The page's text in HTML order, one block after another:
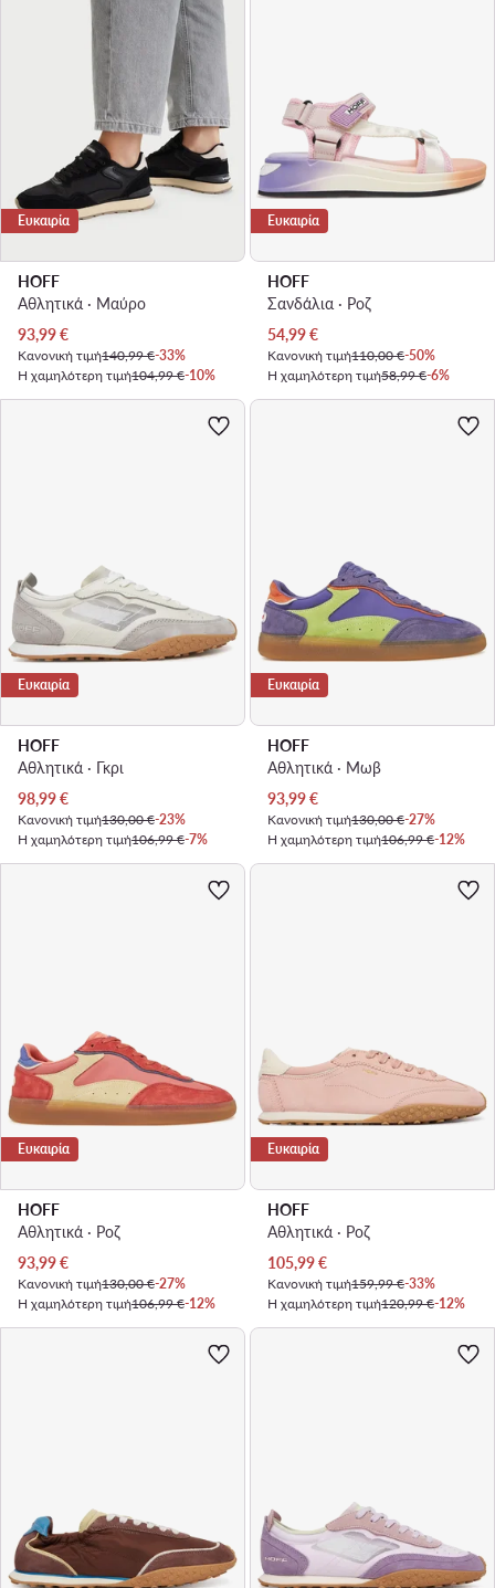
Ευκαιρία
HOFF
Αθλητικά · Μαύρο
Τρέχουσα τιμή
93,99€
Κανονική τιμή140,99 €-33%
Η χαμηλότερη τιμή104,99 €-10%
Ευκαιρία
HOFF
Σανδάλια · Ροζ
Τρέχουσα τιμή
54,99€
Κανονική τιμή110,00 €-50%
Η χαμηλότερη τιμή58,99 €-6%
Ευκαιρία
HOFF
Αθλητικά · Γκρι
Τρέχουσα τιμή
98,99€
Κανονική τιμή130,00 €-23%
Η χαμηλότερη τιμή106,99 €-7%
Ευκαιρία
HOFF
Αθλητικά · Μωβ
Τρέχουσα τιμή
93,99€
Κανονική τιμή130,00 €-27%
Η χαμηλότερη τιμή106,99 €-12%
Ευκαιρία
HOFF
Αθλητικά · Ροζ
Τρέχουσα τιμή
93,99€
Κανονική τιμή130,00 €-27%
Η χαμηλότερη τιμή106,99 €-12%
Ευκαιρία
HOFF
Αθλητικά · Ροζ
Τρέχουσα τιμή
105,99€
Κανονική τιμή159,99 €-33%
Η χαμηλότερη τιμή120,99 €-12%